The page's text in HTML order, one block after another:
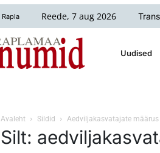
Rapla Reede, 7 aug 2026
Uudised
Avaleht Sildid Aedviljakasvatajate määrus
Silt: